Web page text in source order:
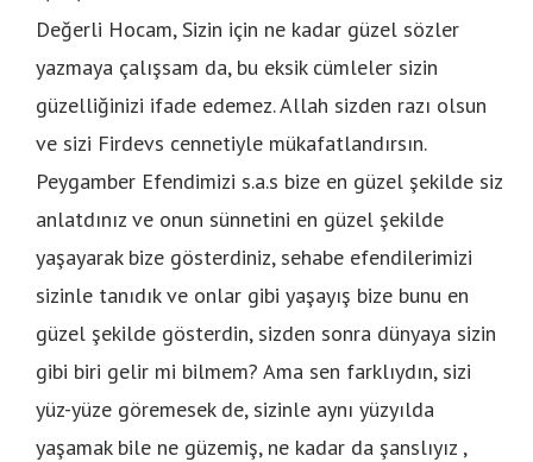
Değerli Hocam, Sizin için ne kadar güzel sözler
yazmaya çalışsam da, bu eksik cümleler sizin
güzelliğinizi ifade edemez. Allah sizden razı olsun
ve sizi Firdevs cennetiyle mükafatlandırsın.
Peygamber Efendimizi s.a.s bize en güzel şekilde siz
anlatdınız ve onun sünnetini en güzel şekilde
yaşayarak bize gösterdiniz, sehabe efendilerimizi
sizinle tanıdık ve onlar gibi yaşayış bize bunu en
güzel şekilde gösterdin, sizden sonra dünyaya sizin
gibi biri gelir mi bilmem? Ama sen farklıydın, sizi
yüz-yüze göremesek de, sizinle aynı yüzyılda
yaşamak bile ne güzemiş, ne kadar da şanslıyız ,